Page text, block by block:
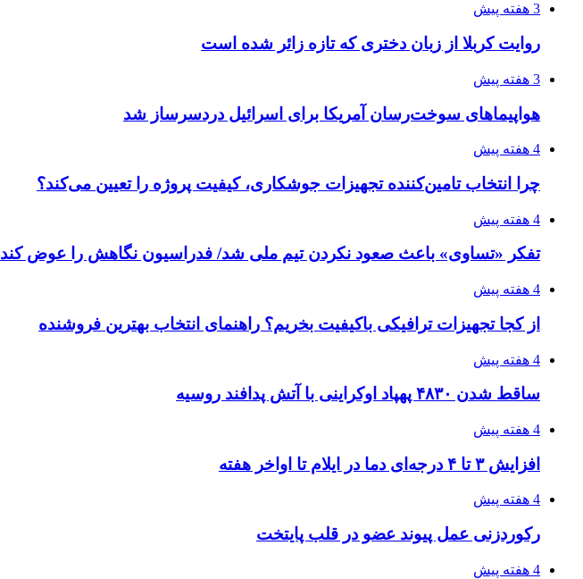
3 هفته پیش
روایت کربلا از زبان دختری که تازه زائر شده است
3 هفته پیش
هواپیماهای سوخت‌رسان آمریکا برای اسرائیل دردسرساز شد
4 هفته پیش
چرا انتخاب تامین‌کننده تجهیزات جوشکاری، کیفیت پروژه را تعیین می‌کند؟
4 هفته پیش
تفکر «تساوی» باعث صعود نکردن تیم ملی شد/ فدراسیون نگاهش را عوض کند
4 هفته پیش
از کجا تجهیزات ترافیکی باکیفیت بخریم؟ راهنمای انتخاب بهترین فروشنده
4 هفته پیش
ساقط شدن ۴۸۳۰ پهپاد اوکراینی با آتش پدافند روسیه
4 هفته پیش
افزایش ۳ تا ۴ درجه‌ای دما در ایلام تا اواخر هفته
4 هفته پیش
رکوردزنی عمل پیوند عضو در قلب پایتخت
4 هفته پیش